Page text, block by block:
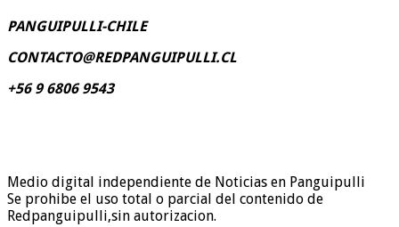
PANGUIPULLI-CHILE
CONTACTO@REDPANGUIPULLI.CL
+56 9 6806 9543
Medio digital independiente de Noticias en Panguipulli
Se prohibe el uso total o parcial del contenido de
Redpanguipulli,sin autorizacion.